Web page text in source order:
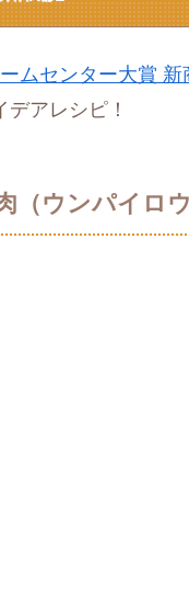
ムセンター大賞 新
アレシピ！
（ウンパイロウ